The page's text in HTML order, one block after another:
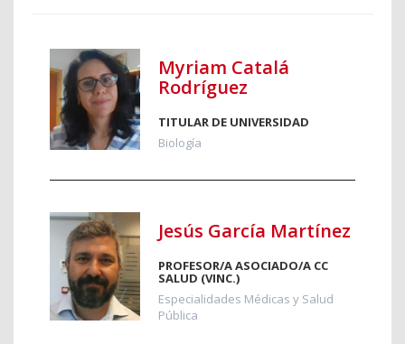
Myriam Catalá
Rodríguez
TITULAR DE UNIVERSIDAD
Biología
Jesús García Martínez
PROFESOR/A ASOCIADO/A CC
SALUD (VINC.)
Especialidades Médicas y Salud
Pública